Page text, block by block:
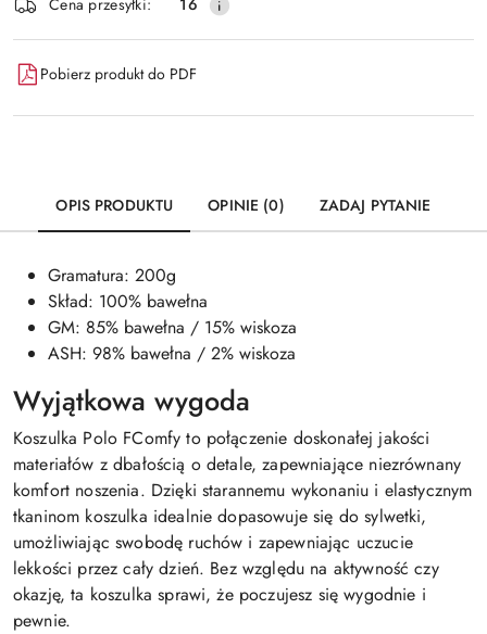
Wyślij
dostawa
Cena przesyłki:
16
Pobierz produkt do PDF
OPIS PRODUKTU OPINIE (0) ZADAJ PYTANIE
Gramatura: 200g
Skład: 100% bawełna
GM: 85% bawełna / 15% wiskoza
ASH: 98% bawełna / 2% wiskoza
Wyjątkowa wygoda
Koszulka Polo FComfy to połączenie doskonałej jakości
materiałów z dbałością o detale, zapewniające niezrównany
komfort noszenia. Dzięki starannemu wykonaniu i elastycznym
tkaninom koszulka idealnie dopasowuje się do sylwetki,
umożliwiając swobodę ruchów i zapewniając uczucie
lekkości przez cały dzień. Bez względu na aktywność czy
okazję, ta koszulka sprawi, że poczujesz się wygodnie i
pewnie.